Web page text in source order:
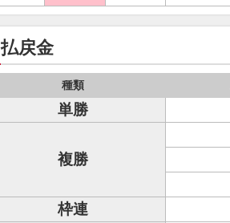
払戻金
種類
単勝
複勝
枠連